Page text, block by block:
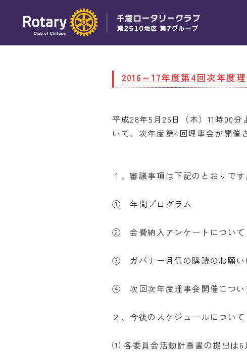
2016～17年度第4回次年度
平成28年5月26日（木）11時00
いて、次年度第4回理事会が開催
１、審議事項は下記のとおりです
① 年間プログラム
② 会費納入アンケートについて
③ ガバナー月信の購読のお願い
④ 次回次年度理事会開催につい
２、今後のスケジュールについて
⑴ 各委員会活動計画書の提出は6